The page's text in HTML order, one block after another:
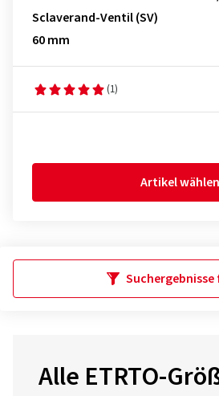
Sclaverand-Ventil (SV)
60 mm
(1)
Artikel wählen
Alle ETRTO-